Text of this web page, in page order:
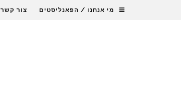
מי אנחנו / הפאנליסטים צור קשר